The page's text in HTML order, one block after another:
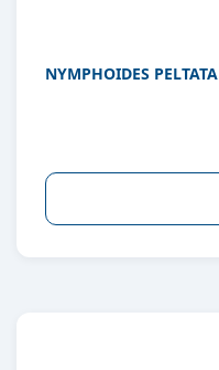
NYMPHOIDES PELTATA